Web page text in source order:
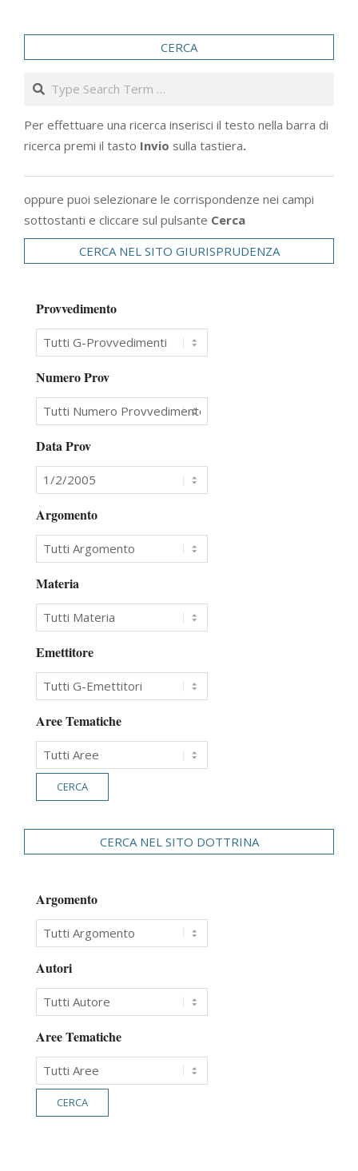
CERCA
Search
Per effettuare una ricerca inserisci il testo nella barra di
ricerca premi il tasto Invio sulla tastiera.
oppure puoi selezionare le corrispondenze nei campi
sottostanti e cliccare sul pulsante Cerca
CERCA NEL SITO GIURISPRUDENZA
Provvedimento
Numero Prov
Data Prov
Argomento
Materia
Emettitore
Aree Tematiche
CERCA NEL SITO DOTTRINA
Argomento
Autori
Aree Tematiche